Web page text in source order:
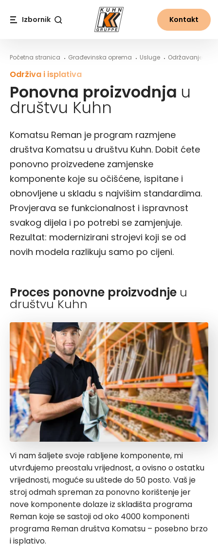
Ponovna proizvodnja u društvu KuhnProces ponovne proizvodnje u društvu Kuhn
Što se događa s komponentama koje ste razmijenili?
Prednosti ponovne prerade u društvu Kuhn
Izbornik Kontakt
Početna stranica Građevinska oprema Usluge Održavanje i
Održiva i isplativa
Ponovna proizvodnja u
društvu Kuhn
Komatsu Reman je program razmjene
društva Komatsu u društvu Kuhn. Dobit ćete
ponovno proizvedene zamjenske
komponente koje su očišćene, ispitane i
obnovljene u skladu s najvišim standardima.
Provjerava se funkcionalnost i ispravnost
svakog dijela i po potrebi se zamjenjuje.
Rezultat: modernizirani strojevi koji se od
novih modela razlikuju samo po cijeni.
Proces ponovne proizvodnje u
društvu Kuhn
Vi nam šaljete svoje rabljene komponente, mi
utvrđujemo preostalu vrijednost, a ovisno o ostatku
vrijednosti, moguće su uštede do 50 posto. Vaš je
stroj odmah spreman za ponovno korištenje jer
nove komponente dolaze iz skladišta programa
Reman koje se sastoji od oko 4000 komponenti
programa Reman društva Komatsu – posebno brzo
i isplativo.